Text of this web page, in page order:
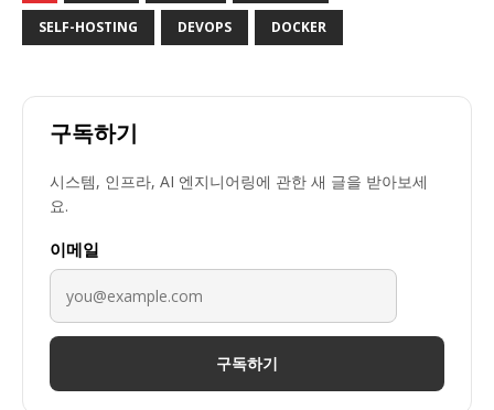
SELF-HOSTING DEVOPS DOCKER
구독하기
시스템, 인프라, AI 엔지니어링에 관한 새 글을 받아보세
요.
이메일
구독하기